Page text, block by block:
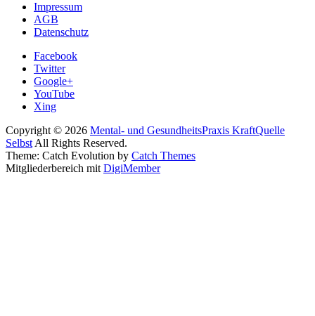
Impressum
AGB
Datenschutz
Facebook
Twitter
Google+
YouTube
Xing
Copyright © 2026 Mental- und GesundheitsPraxis KraftQuelle
Selbst All Rights Reserved.
Theme: Catch Evolution by Catch Themes
Mitgliederbereich mit DigiMember